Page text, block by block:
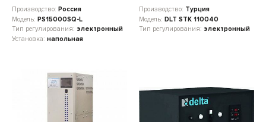
Производство: Россия
Модель: PS15000SQ-L
Тип регулирования: электронный
Установка: напольная
Производство: Турция
Модель: DLT STK 110040
Тип регулирования: электронный